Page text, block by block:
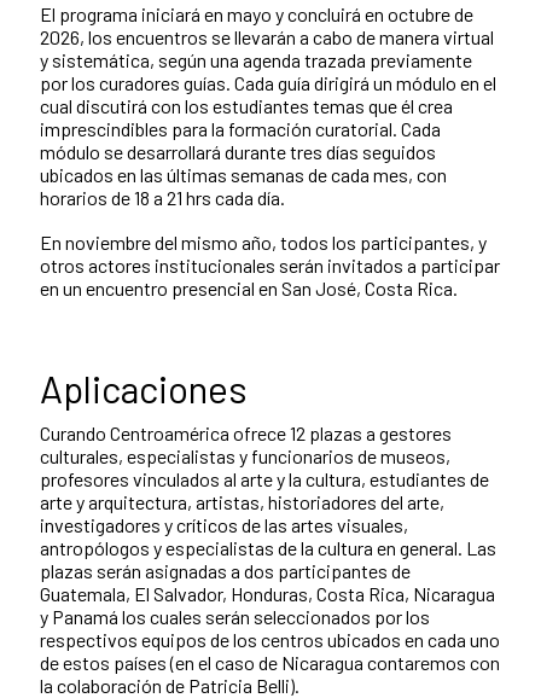
El programa iniciará en mayo y concluirá en octubre de
2026, los encuentros se llevarán a cabo de manera virtual
y sistemática, según una agenda trazada previamente
por los curadores guías. Cada guía dirigirá un módulo en el
cual discutirá con los estudiantes temas que él crea
imprescindibles para la formación curatorial. Cada
módulo se desarrollará durante tres días seguidos
ubicados en las últimas semanas de cada mes, con
horarios de 18 a 21 hrs cada día.
En noviembre del mismo año, todos los participantes, y
otros actores institucionales serán invitados a participar
en un encuentro presencial en San José, Costa Rica.
Aplicaciones
Curando Centroamérica ofrece 12 plazas a gestores
culturales, especialistas y funcionarios de museos,
profesores vinculados al arte y la cultura, estudiantes de
arte y arquitectura, artistas, historiadores del arte,
investigadores y críticos de las artes visuales,
antropólogos y especialistas de la cultura en general. Las
plazas serán asignadas a dos participantes de
Guatemala, El Salvador, Honduras, Costa Rica, Nicaragua
y Panamá los cuales serán seleccionados por los
respectivos equipos de los centros ubicados en cada uno
de estos países (en el caso de Nicaragua contaremos con
la colaboración de Patricia Belli).